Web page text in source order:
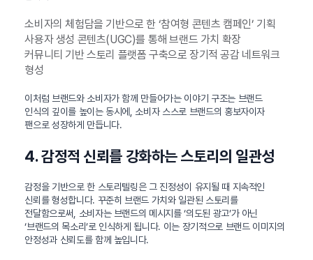
소비자의 체험담을 기반으로 한 ‘참여형 콘텐츠 캠페인’ 기획
사용자 생성 콘텐츠(UGC)를 통해 브랜드 가치 확장
커뮤니티 기반 스토리 플랫폼 구축으로 장기적 공감 네트워크
형성
이처럼 브랜드와 소비자가 함께 만들어가는 이야기 구조는 브랜드
인식의 깊이를 높이는 동시에, 소비자 스스로 브랜드의 홍보자이자
팬으로 성장하게 만듭니다.
4. 감정적 신뢰를 강화하는 스토리의 일관성
감정을 기반으로 한 스토리텔링은 그 진정성이 유지될 때 지속적인
신뢰를 형성합니다. 꾸준히 브랜드 가치와 일관된 스토리를
전달함으로써, 소비자는 브랜드의 메시지를 ‘의도된 광고’가 아닌
‘브랜드의 목소리’로 인식하게 됩니다. 이는 장기적으로 브랜드 이미지의
안정성과 신뢰도를 함께 높입니다.